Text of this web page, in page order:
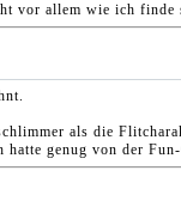
vor allem wie ich finde
als die
genug von der